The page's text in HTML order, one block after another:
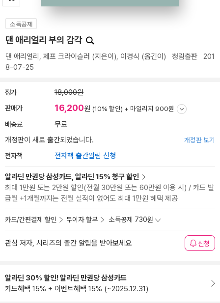
소득공제
댄 애리얼리 부의 감각
댄 애리얼리 , 제프 크라이슬러 (지은이), 이경식 (옮긴이) 청림출판 201
8-07-25
정가 18,000원
판매가 16,200원 (10% 할인) + 마일리지 900원
배송료
무료
개정판이 새로 출간되었습니다.
개정판 보기
전자책 전자책 출간알림 신청
알라딘 만권당 삼성카드, 알라딘 15% 청구 할인
최대 1만원 또는 2만원 할인(전월 30만원 또는 60만원 이용 시) / 카드 발
급월 +1개월까지는 전월 실적이 없어도 최대 1만원 혜택 제공
카드/간편결제 할인 무이자 할부 소득공제 730원
관심 저자, 시리즈의 출간 알림을 받아보세요 신청
알라딘 30% 할인! 알라딘 만권당 삼성카드
카드혜택 15% + 이벤트혜택 15% (~2025.12.31)